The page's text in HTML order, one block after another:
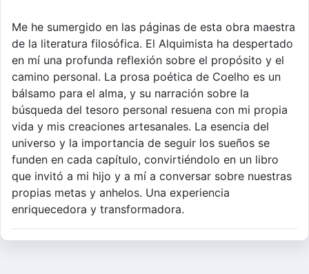
Me he sumergido en las páginas de esta obra maestra
de la literatura filosófica. El Alquimista ha despertado
en mí una profunda reflexión sobre el propósito y el
camino personal. La prosa poética de Coelho es un
bálsamo para el alma, y su narración sobre la
búsqueda del tesoro personal resuena con mi propia
vida y mis creaciones artesanales. La esencia del
universo y la importancia de seguir los sueños se
funden en cada capítulo, convirtiéndolo en un libro
que invitó a mi hijo y a mí a conversar sobre nuestras
propias metas y anhelos. Una experiencia
enriquecedora y transformadora.